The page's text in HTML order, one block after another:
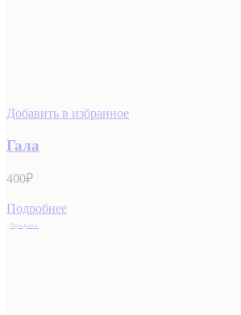
Добавить в избранное
Гала
400₽
Подробнее
Продано